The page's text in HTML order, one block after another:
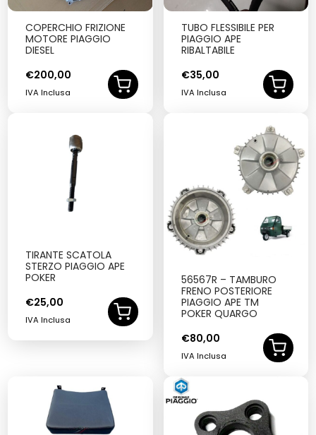
COPERCHIO FRIZIONE
MOTORE PIAGGIO
DIESEL
€200,00
IVA Inclusa
TUBO FLESSIBILE PER
PIAGGIO APE
RIBALTABILE
€35,00
IVA Inclusa
TIRANTE SCATOLA
STERZO PIAGGIO APE
POKER
€25,00
IVA Inclusa
56567R – TAMBURO
FRENO POSTERIORE
PIAGGIO APE TM
POKER QUARGO
€80,00
IVA Inclusa